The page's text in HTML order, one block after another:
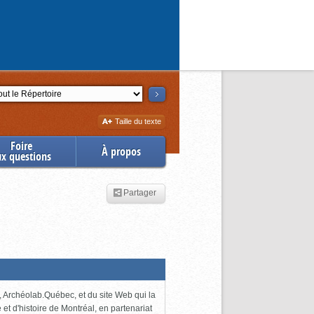
Augmenter
la
Taille du texte
Foire
questions À propos
Partager
et du site Web qui la
d'histoire de Montréal, en partenariat